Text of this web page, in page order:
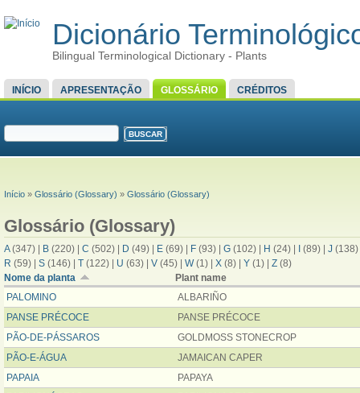
Dicionário
Bilingual Terminological Dictionary - Plants
MENU PRINCIPAL
INÍCIO APRESENTAÇÃO GLOSSÁRIO CRÉDITOS
FORMULÁRIO DE BUSCA
VOCÊ ESTÁ AQUI
Início » Glossário (Glossary) » Glossário (Glossary)
Glossário (Glossary)
A(347) | B (220) | C (502) | D (49) | E (69) | F (93) | G (102) | H (24) | I (89) | J (138)
R (59) | S (146) | T (122) | U (63) | V (45) | W(1) | X (8) | Y (1) | Z (8)
Nome da planta
Plant name
PALOMINO
ALBARIÑO
PANSE PRÉCOCE
PANSE PRÉCOCE
PÃO-DE-PÁSSAROS
GOLDMOSS STONECROP
PÃO-E-ÁGUA
JAMAICAN CAPER
PAPAIA
PAPAYA